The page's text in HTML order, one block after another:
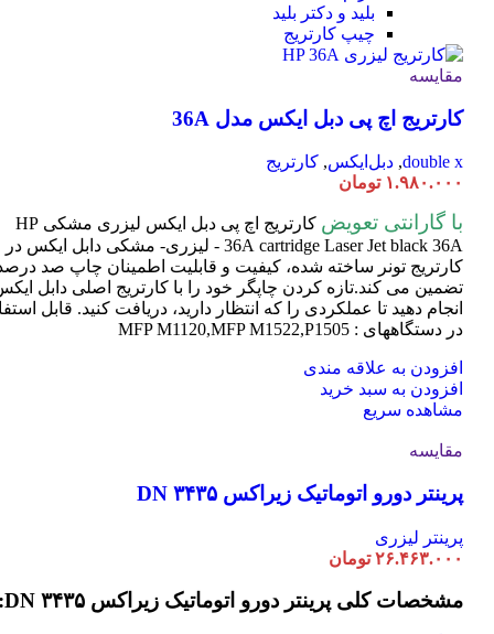
بلید و دکتر بلید
چیپ کارتریج
مقایسه
کارتریج اچ پی دبل ایکس مدل 36A
double x
, دبل‌ایکس, کارتریج
۱.۹۸۰.۰۰۰ تومان
با گارانتی تعویض
کارتریج اچ پی دبل ایکس لیزری مشکی HP
36A cartridge Laser
Jet black 36A - لیزری- مشکی دابل ایکس در
کارتریج تونر ساخته شده، کیفیت و قابلیت اطمینان چاپ صد
تضمین می کند.تازه کردن چاپگر خود را با کارتریج اصلی دابل
انجام دهید تا عملکردی را که انتظار دارید، دریافت کنید. قابل
در دستگاههای : MFP M1120,MFP M1522,P1505
افزودن به علاقه مندی
افزودن به سبد خرید
مشاهده سریع
مقایسه
پرینتر دورو اتوماتیک زیراکس DN ۳۴۳۵
پرینتر لیزری
۲۶.۴۶۳.۰۰۰ تومان
مشخصات کلی پرینتر دورو اتوماتیک زیراکس DN ۳۴۳۵: